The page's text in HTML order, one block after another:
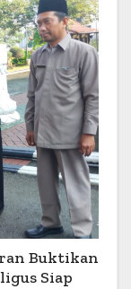
Buktikan
Siap